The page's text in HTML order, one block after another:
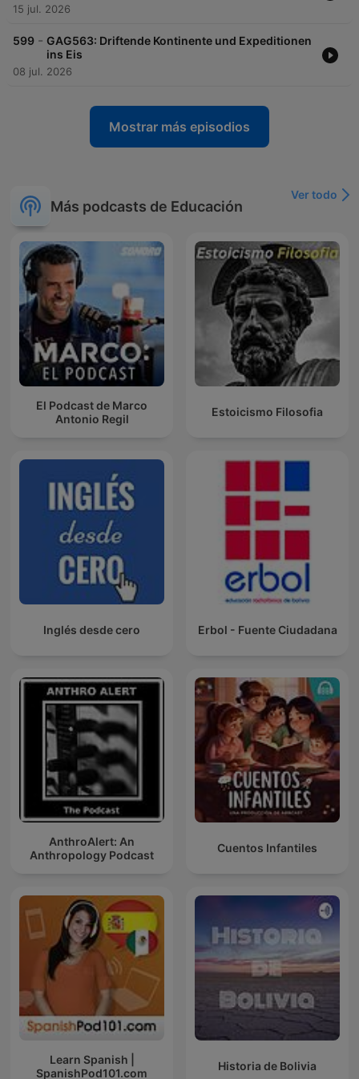
15 jul. 2026
599 - GAG563: Driftende Kontinente und Expeditionen
ins Eis
08 jul. 2026
Mostrar más episodios
Más podcasts de Educación
Ver todo
El Podcast de Marco
Antonio Regil
Estoicismo Filosofia
Inglés desde cero Erbol - Fuente Ciudadana
AnthroAlert: An
Anthropology Podcast
Cuentos Infantiles
Learn Spanish |
SpanishPod101.com
Historia de Bolivia